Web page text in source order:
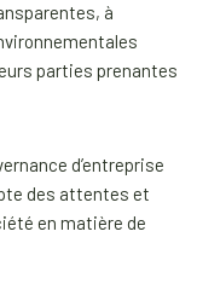
à
parties prenantes
d’entreprise
des attentes et
en matière de